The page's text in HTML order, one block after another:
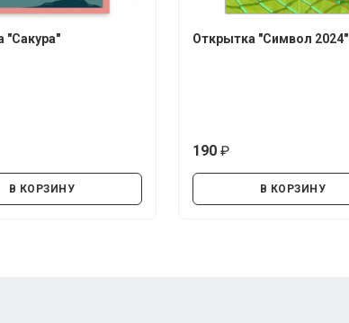
"Сакура"
В КОРЗИНУ
Открытка "Символ 2024"
190
В КОРЗИНУ